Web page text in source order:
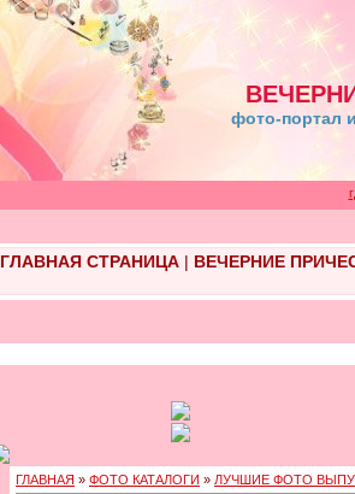
фото-портал
ГЛАВНАЯ СТРАНИЦА| ВЕЧЕРНИЕ
ГЛАВНАЯ » ФОТО КАТАЛОГИ » ЛУЧШИЕ ФОТО